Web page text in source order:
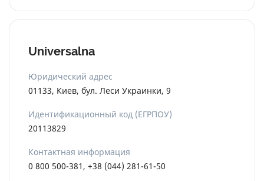
Universalna
Юридический адрес
01133, Киев, бул. Леси Украинки, 9
Идентификационный код (ЕГРПОУ)
20113829
Контактная информация
0 800 500-381, +38 (044) 281-61-50